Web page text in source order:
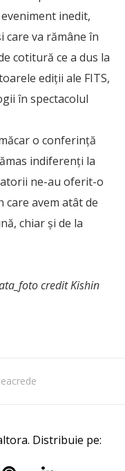
inedit,
care va rămâne în
cotitură ce a dus la
ediții ale FITS,
în spectacolul
o conferință
indiferenți la
ne-au oferit-o
avem atât de
chiar și de la
credit Kishin
Distribuie pe: